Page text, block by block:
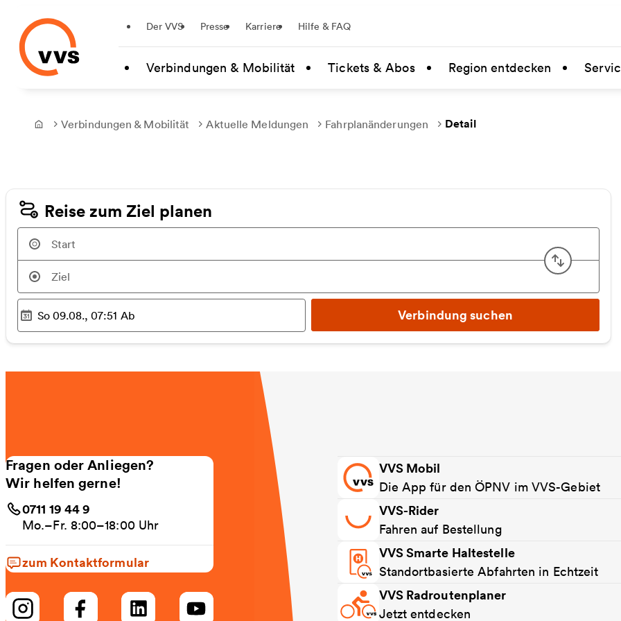
Zum Hauptinhalt springen
Der VVS Presse Karriere Hilfe & FAQ
Verbindungen & Mobilität Tickets & Abos Region entdecken
Frontpage
Verbindungen & Mobilität Aktuelle Meldungen Fahrplanänderungen Detail
Reise zum Ziel planen
Start
Ausgewählter Zeitpunkt
So 09.08., 07:51 Ab Verbindung suchen
Fragen oder Anliegen?
Wir helfen gerne!
0711 19 44 9
Mo.–Fr. 8:00–18:00 Uhr
zum Kontaktformular
VVS Mobil
Die App für den ÖPNV im VVS-Gebiet
VVS-Rider
Fahren auf Bestellung
VVS Smarte Haltestelle
Standortbasierte Abfahrten in Echtzeit
VVS Radroutenplaner
Jetzt entdecken